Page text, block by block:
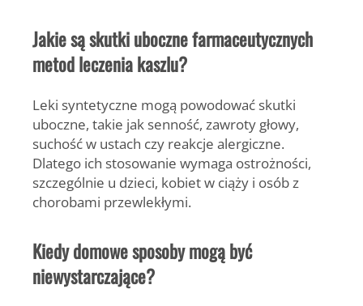
Jakie są skutki uboczne farmaceutycznych
metod leczenia kaszlu?
Leki syntetyczne mogą powodować skutki
uboczne, takie jak senność, zawroty głowy,
suchość w ustach czy reakcje alergiczne.
Dlatego ich stosowanie wymaga ostrożności,
szczególnie u dzieci, kobiet w ciąży i osób z
chorobami przewlekłymi.
Kiedy domowe sposoby mogą być
niewystarczające?